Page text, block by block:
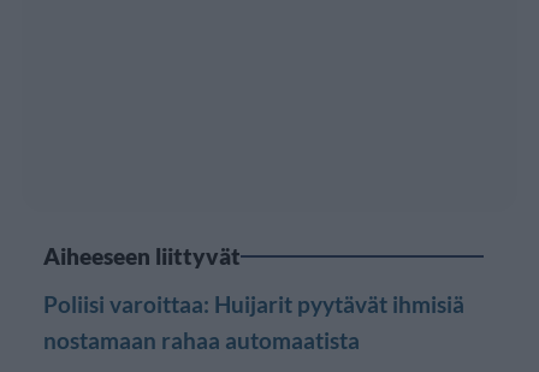
Aiheeseen liittyvät
Poliisi varoittaa: Huijarit pyytävät ihmisiä
nostamaan rahaa automaatista